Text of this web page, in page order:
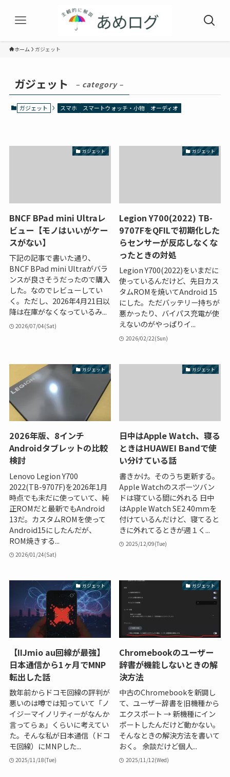
ホーム ガジェット
ガジェット – category –
ガジェット スマホ スマートウォッチ・小物 オーディオ
ガジェット
BNCF BPad mini Ultraレ
ビュー【モノはいいがケー
スがない】
下記の記事で書いた通り、
BNCF BPad mini Ultraがバラ
ンスが良さそうだったので購入
した。なのでレビューしてい
く。ただし、2026年4月21日以
降は在庫がなくなっているみ...
2026/07/04(Sat)
ガジェット
Legion Y700(2022) TB-
9707FをQFILで初期化した
らセンサーが反応しなくな
ったときの対処
Legion Y700(2022)をいまだに
使っているんだけど、先日カス
タムROMを焼いてAndroid 15
にした。ただバッテリー持ちが
悪かったり、バイパス充電が使
えないのがやっぱりイ...
2026/02/22(Sun)
ガジェット
2026年版、8インチ
Androidタブレットの比較
検討
Lenovo Legion Y700
2022(TB-9707F)を2026年1月
時点でも未だに使っていて、純
正ROMだと最新でもAndroid
13だ。カスタムROMを使って
Android15にしたんだが、
ROM焼きする...
2026/01/24(Sat)
ガジェット
日中はApple Watch、寝る
ときはHUAWEI Bandで使
い分けている話
書きかけ。そのうち更新する。
Apple Watchのスポーツバン
ドは寝ている間に外れる 日中
はApple Watch SE2 40mmを
付けているんだけど、寝てると
きに外れてるときが週１く...
2025/12/09(Tue)
ガジェット
【IIJmio au回線が最強】
日本通信から1ヶ月でMNP
転出した話
数年前からドコモ回線の評判が
悪いのは噂では知っていて「ノ
イジーマイノリティーがなんか
言ってらぁ」くらいに考えてい
た。そんな私が日本通信（ドコ
モ回線）にMNPした...
2025/11/18(Tue)
ガジェット
Chromebookのユーザー
辞書が機能しないときの解
決方法
中古のChromebookを新調し
て、ユーザー辞書を旧機種から
エクスポート → 新機種にイン
ポートしたんだけど動かない。
そんなときの解決方法を書いて
おく。 余談だけど個人...
2025/11/12(Wed)